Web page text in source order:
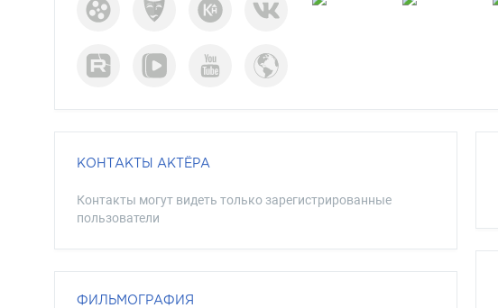
КОНТАКТЫ АКТЁРА
Контакты могут видеть только зарегистрированные
пользователи
ФИЛЬМОГРАФИЯ